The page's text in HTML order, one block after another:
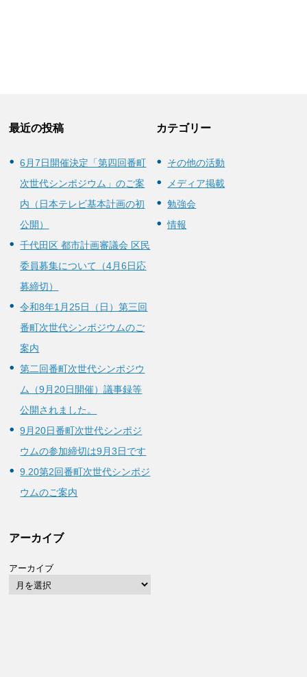
最近の投稿
6月7日開催決定「第四回番町
次世代シンポジウム」のご案
内（日本テレビ基本計画の初
公開）
千代田区 都市計画審議会 区民
委員募集について（4月6日応
募締切）
令和8年1月25日（日）第三回
番町次世代シンポジウムのご
案内
第二回番町次世代シンポジウ
ム（9月20日開催）議事録等
公開されました。
9月20日番町次世代シンポジ
ウムの参加締切は9月3日です
9.20第2回番町次世代シンポジ
ウムのご案内
カテゴリー
その他の活動
メディア掲載
勉強会
情報
アーカイブ
アーカイブ